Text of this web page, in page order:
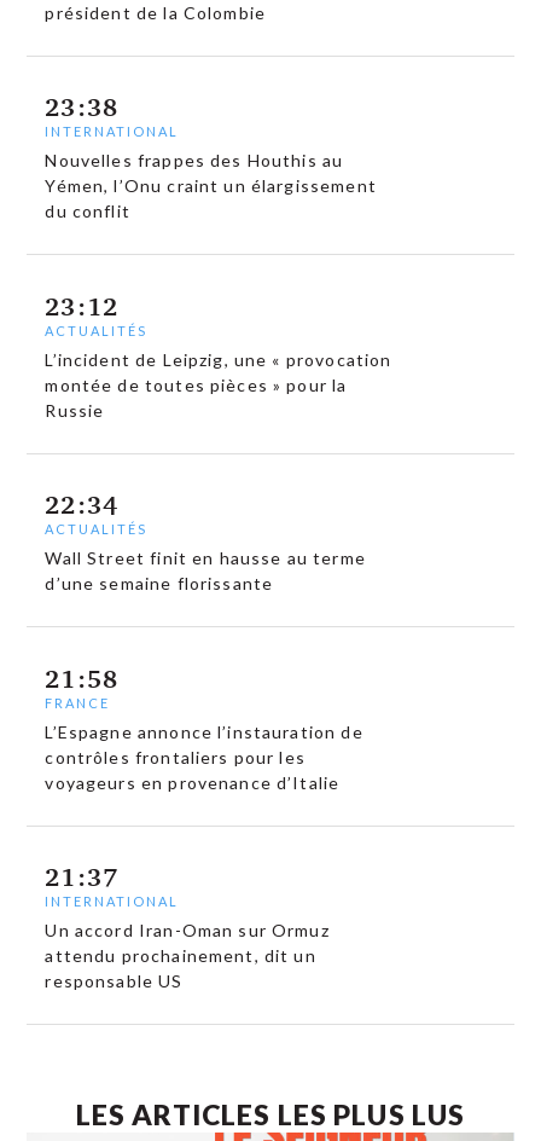
président de la Colombie
23:38
INTERNATIONAL
Nouvelles frappes des Houthis au
Yémen, l’Onu craint un élargissement
du conflit
23:12
ACTUALITÉS
L’incident de Leipzig, une « provocation
montée de toutes pièces » pour la
Russie
22:34
ACTUALITÉS
Wall Street finit en hausse au terme
d’une semaine florissante
21:58
FRANCE
L’Espagne annonce l’instauration de
contrôles frontaliers pour les
voyageurs en provenance d’Italie
21:37
INTERNATIONAL
Un accord Iran-Oman sur Ormuz
attendu prochainement, dit un
responsable US
LES ARTICLES LES PLUS LUS